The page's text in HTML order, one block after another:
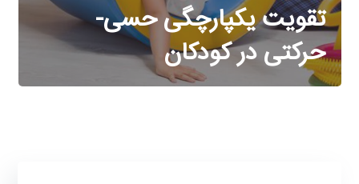
تقویت یکپارچگی حسی-
حرکتی در کودکان